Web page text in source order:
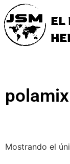
EL
polamix
Mostrando el